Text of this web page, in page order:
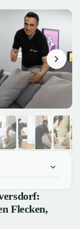
Fasertief und
und Gerüche
in Neversdorf
Flecken,